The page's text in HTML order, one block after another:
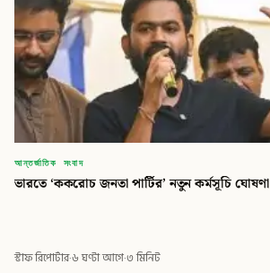
আন্তর্জাতিক সংবাদ
ভারতে ‘ককরোচ জনতা পার্টির’ নতুন কর্মসূচি ঘোষণা
স্টাফ রিপোর্টার·৬ ঘণ্টা আগে·৩ মিনিট